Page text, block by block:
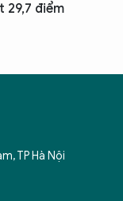
29,7 điểm
TP Hà Nội